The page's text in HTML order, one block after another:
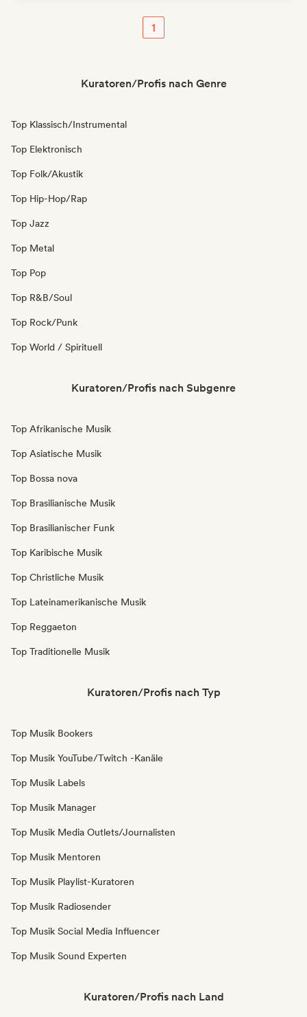
1
Kuratoren/Profis nach Genre
Top Klassisch/Instrumental
Top Elektronisch
Top Folk/Akustik
Top Hip-Hop/Rap
Top Jazz
Top Metal
Top Pop
Top R&B/Soul
Top Rock/Punk
Top World / Spirituell
Kuratoren/Profis nach Subgenre
Top Afrikanische Musik
Top Asiatische Musik
Top Bossa nova
Top Brasilianische Musik
Top Brasilianischer Funk
Top Karibische Musik
Top Christliche Musik
Top Lateinamerikanische Musik
Top Reggaeton
Top Traditionelle Musik
Kuratoren/Profis nach Typ
Top Musik Bookers
Top Musik YouTube/Twitch -Kanäle
Top Musik Labels
Top Musik Manager
Top Musik Media Outlets/Journalisten
Top Musik Mentoren
Top Musik Playlist-Kuratoren
Top Musik Radiosender
Top Musik Social Media Influencer
Top Musik Sound Experten
Kuratoren/Profis nach Land